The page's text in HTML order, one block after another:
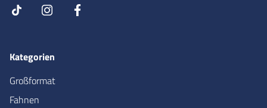
Kategorien
Großformat
Fahnen